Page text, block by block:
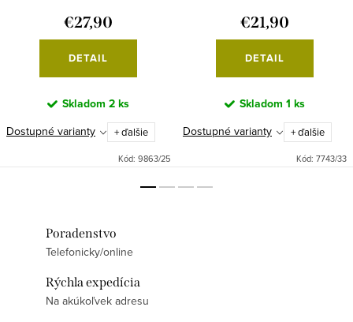
€27,90
DETAIL
Skladom 2 ks
Dostupné varianty + ďalšie
Kód: 9863/25
€21,90
DETAIL
Skladom 1 ks
Dostupné varianty + ďalšie
Kód: 7743/33
Poradenstvo
Telefonicky/online
Rýchla expedícia
Na akúkoľvek adresu